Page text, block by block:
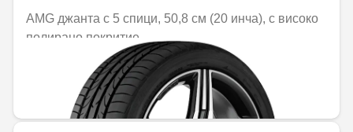
AMG джанта с 5 спици, 50,8 см (20 инча), с високо
полирано покритие
Не е налично онлайн
1470,25 € / 2875,56 лв.